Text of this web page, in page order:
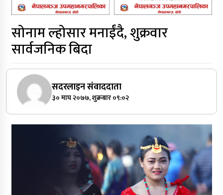
सोनाम ल्होसार मनाईंदै, शुक्रवार
सार्वजनिक बिदा
सदरलाइन संवाददाता
३० माघ २०७७, शुक्रबार ०९:०२